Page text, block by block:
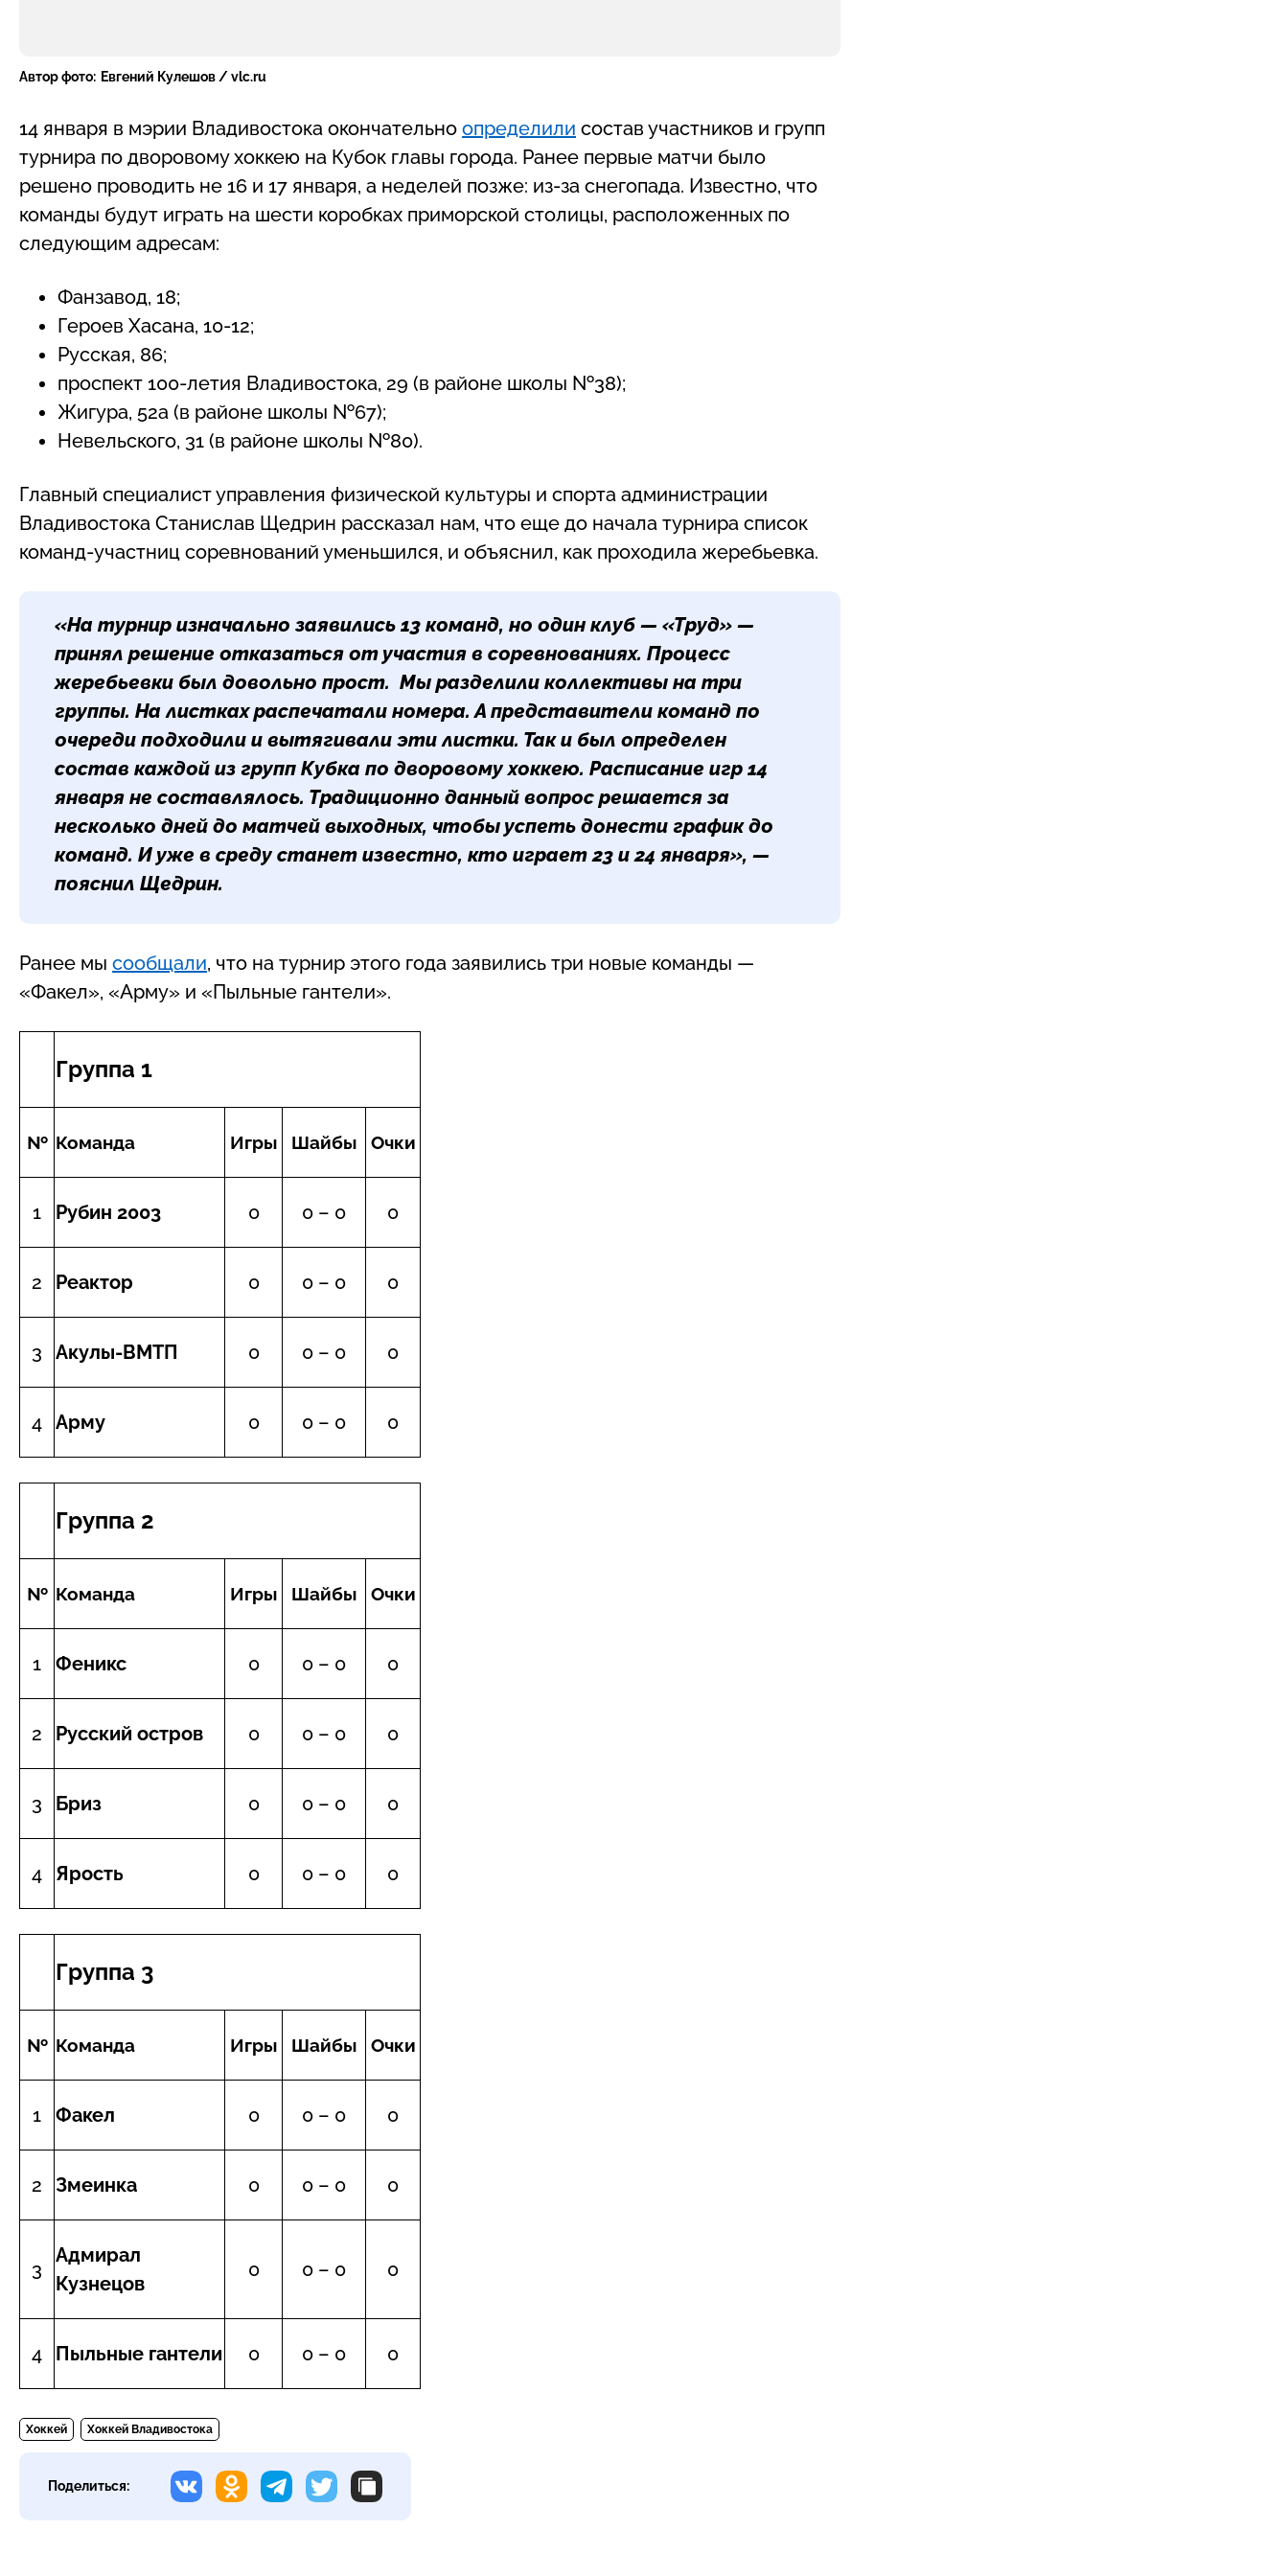
Автор фото: Евгений Кулешов / vlc.ru
14 января в мэрии Владивостока окончательно определили состав участников и групп
турнира по дворовому хоккею на Кубок главы города. Ранее первые матчи было
решено проводить не 16 и 17 января, а неделей позже: из-за снегопада. Известно, что
команды будут играть на шести коробках приморской столицы, расположенных по
следующим адресам:
Фанзавод, 18;
Героев Хасана, 10-12;
Русская, 86;
проспект 100-летия Владивостока, 29 (в районе школы №38);
Жигура, 52а (в районе школы №67);
Невельского, 31 (в районе школы №80).
Главный специалист управления физической культуры и спорта администрации
Владивостока Станислав Щедрин рассказал нам, что еще до начала турнира список
команд-участниц соревнований уменьшился, и объяснил, как проходила жеребьевка.
«На турнир изначально заявились 13 команд, но один клуб — «Труд» —
принял решение отказаться от участия в соревнованиях. Процесс
жеребьевки был довольно прост. Мы разделили коллективы на три
группы. На листках распечатали номера. А представители команд по
очереди подходили и вытягивали эти листки. Так и был определен
состав каждой из групп Кубка по дворовому хоккею. Расписание игр 14
января не составлялось. Традиционно данный вопрос решается за
несколько дней до матчей выходных, чтобы успеть донести график до
команд. И уже в среду станет известно, кто играет 23 и 24 января», —
пояснил Щедрин.
Ранее мы сообщали, что на турнир этого года заявились три новые команды —
«Факел», «Арму» и «Пыльные гантели».
Группа 1
№ Команда Игры Шайбы Очки
1 Рубин 2003 0 0 – 0 0
2 Реактор 0 0 – 0 0
3 Акулы-ВМТП 0 0 – 0 0
4 Арму 0 0 – 0 0
Группа 2
№ Команда Игры Шайбы Очки
1 Феникс 0 0 – 0 0
2 Русский остров 0 0 – 0 0
3 Бриз 0 0 – 0 0
4 Ярость 0 0 – 0 0
Группа 3
№ Команда Игры Шайбы Очки
1 Факел 0 0 – 0 0
2 Змеинка 0 0 – 0 0
3
Адмирал
Кузнецов
0 0 – 0 0
4 Пыльные гантели 0 0 – 0 0
Хоккей Хоккей Владивостока
Поделиться: